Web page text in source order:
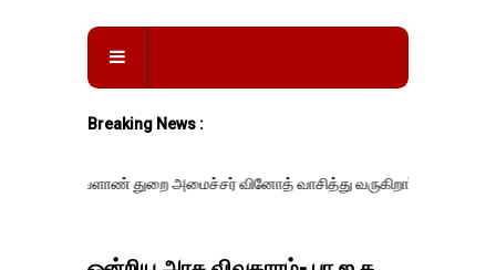
Breaking News :
துறை அமைச்சர் வினோத் வாசித்து வருகிறார். �.